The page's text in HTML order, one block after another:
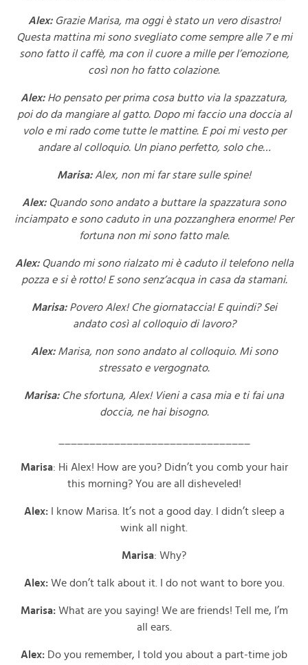
Alex:Grazie Marisa, ma oggi è stato un vero disastro!
Questa mattina mi sono svegliato come sempre alle 7 e mi
sono fatto il caffè, ma con il cuore a mille per l’emozione,
così non ho fatto colazione.
Alex:Ho pensato per prima cosa butto via la spazzatura,
poi do da mangiare al gatto. Dopo mi faccio una doccia al
volo e mi rado come tutte le mattine. E poi mi vesto per
andare al colloquio. Un piano perfetto, solo che…
Marisa:Alex, non mi far stare sulle spine!
Alex:Quando sono andato a buttare la spazzatura sono
inciampato e sono caduto in una pozzanghera enorme! Per
fortuna non mi sono fatto male.
Alex:Quando mi sono rialzato mi è caduto il telefono nella
pozza e si è rotto! E sono senz’acqua in casa da stamani.
Marisa:Povero Alex! Che giornataccia! E quindi? Sei
andato così al colloquio di lavoro?
Alex:Marisa, non sono andato al colloquio. Mi sono
stressato e vergognato.
Marisa:Che sfortuna, Alex! Vieni a casa mia e ti fai una
doccia, ne hai bisogno.
Marisa: Hi Alex! How are you? Didn’t you comb your hair
this morning? You are all disheveled!
Alex:I know Marisa. It’s not a good day. I didn’t sleep a
wink all night.
Marisa: Why?
Alex:We don’t talk about it. I do not want to bore you.
Marisa:What are you saying! We are friends! Tell me, I’m
all ears.
Alex: Do you remember, I told you about a part-time job